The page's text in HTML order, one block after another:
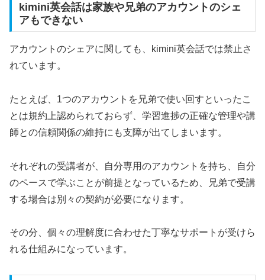
kimini英会話は家族や兄弟のアカウントのシェ
アもできない
アカウントのシェアに関しても、kimini英会話では禁止さ
れています。
たとえば、1つのアカウントを兄弟で使い回すといったこ
とは規約上認められておらず、学習進捗の正確な管理や講
師との信頼関係の維持にも支障が出てしまいます。
それぞれの受講者が、自分専用のアカウントを持ち、自分
のペースで学ぶことが前提となっているため、兄弟で受講
する場合は別々の契約が必要になります。
その分、個々の理解度に合わせた丁寧なサポートが受けら
れる仕組みになっています。